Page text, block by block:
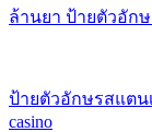
ล้านยา ป้ายตัวอัก
ป้ายตัวอักษรสแตน
casino